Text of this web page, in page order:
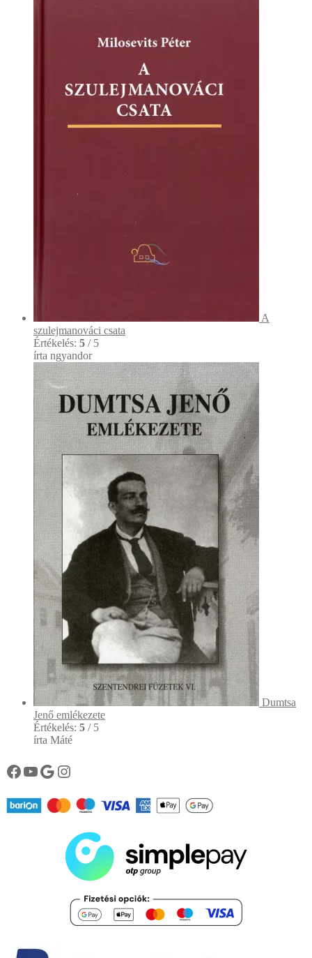
A
szulejmanováci csata
Értékelés: 5 / 5
írta ngyandor
Dumtsa
Jenő emlékezete
Értékelés: 5 / 5
írta Máté
Könyvtárunk facebook oldala
Könyvtárunk YouTube csatornája
Google
Instagram